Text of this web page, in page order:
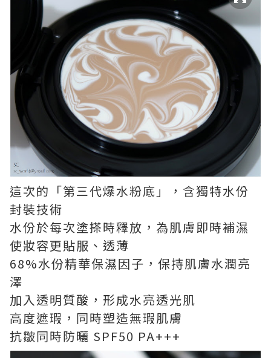
這次的「第三代爆水粉底」，含獨特水份
封裝技術
水份於每次塗搽時釋放，為肌膚即時補濕
使妝容更貼服、透薄
68%水份精華保濕因子，保持肌膚水潤亮
澤
加入透明質酸，形成水亮透光肌
高度遮瑕，同時塑造無瑕肌膚
抗皺同時防曬 SPF50 PA+++